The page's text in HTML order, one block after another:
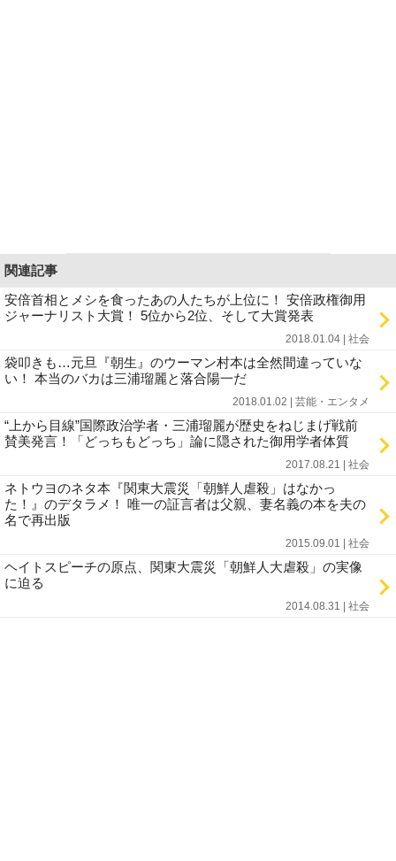
関連記事
安倍首相とメシを食ったあの人たちが上位に！ 安倍政権御用
ジャーナリスト大賞！ 5位から2位、そして大賞発表
2018.01.04 | 社会
袋叩きも…元旦『朝生』のウーマン村本は全然間違っていな
い！ 本当のバカは三浦瑠麗と落合陽一だ
2018.01.02 | 芸能・エンタメ
“上から目線”国際政治学者・三浦瑠麗が歴史をねじまげ戦前
賛美発言！「どっちもどっち」論に隠された御用学者体質
2017.08.21 | 社会
ネトウヨのネタ本『関東大震災「朝鮮人虐殺」はなかっ
た！』のデタラメ！ 唯一の証言者は父親、妻名義の本を夫の
名で再出版
2015.09.01 | 社会
ヘイトスピーチの原点、関東大震災「朝鮮人大虐殺」の実像
に迫る
2014.08.31 | 社会